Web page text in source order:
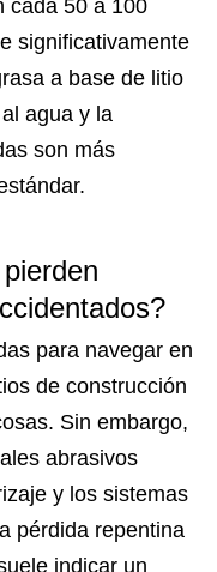
cada 50 a 100
significativamente
a base de litio
agua y la
son más
para navegar en
de construcción
Sin embargo,
abrasivos
y los sistemas
pérdida repentina
indicar un